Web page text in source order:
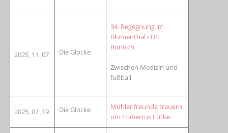
2025_11_07 Die Glocke
34. Begegnung im
Blumenthal - Dr.
Bönisch
Zwischen Medizin und
fußball
2025_07_19 Die Glocke
Mühlenfreunde trauern
um Hubertus Lütke